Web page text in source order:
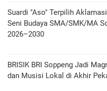
Suardi "Aso" Terpilih
Seni Budaya SMA/SMK/MA
2026–2030
BRISIK BRI Soppeng Jadi
dan Musisi Lokal di Akhir